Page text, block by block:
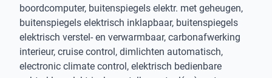
boordcomputer, buitenspiegels elektr. met geheugen,
buitenspiegels elektrisch inklapbaar, buitenspiegels
elektrisch verstel- en verwarmbaar, carbonafwerking
interieur, cruise control, dimlichten automatisch,
electronic climate control, elektrisch bedienbare